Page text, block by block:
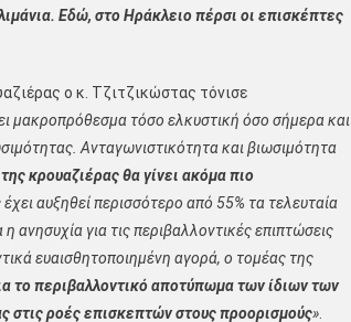
Εδώ, στο Ηράκλειο πέρσι οι επισκέπτες
ο κ. Τζιτζικώστας τόνισε
μακροπρόθεσμα τόσο ελκυστική όσο σήμερα και
Ανταγωνιστικότητα και βιωσιμότητα
κρουαζιέρας θα γίνει ακόμα πιο
αυξηθεί περισσότερο από 55% τα τελευταία
ανησυχία για τις περιβαλλοντικές επιπτώσεις
ευαισθητοποιημένη αγορά, ο τομέας της
το περιβαλλοντικό αποτύπωμα των ίδιων των
στις ροές επισκεπτών στους προορισμούς».